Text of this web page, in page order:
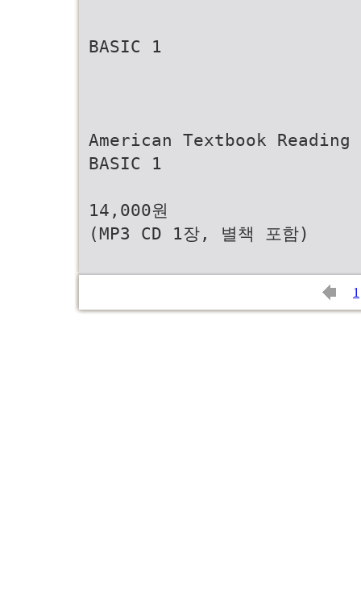
BASIC 1
American Textbook Reading
BASIC 1
14,000원
(MP3 CD 1장, 별책 포함)
1